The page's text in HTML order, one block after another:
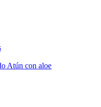
Atún con aloe